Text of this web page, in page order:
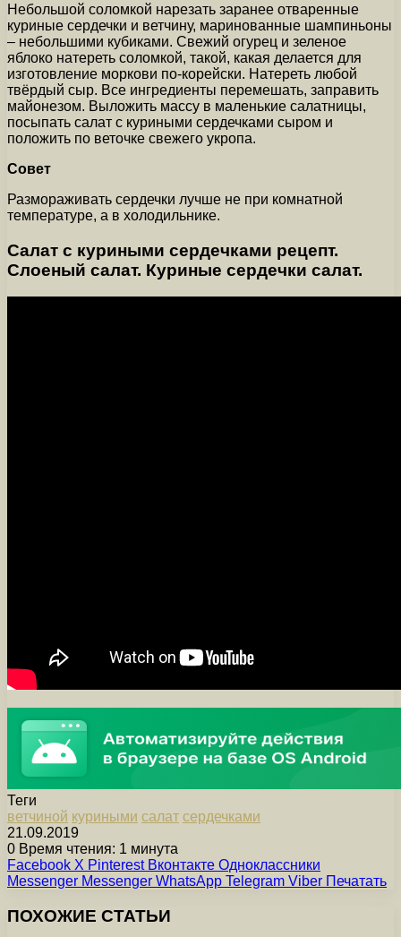
Небольшой соломкой нарезать заранее отваренные
куриные сердечки и ветчину, маринованные шампиньоны
– небольшими кубиками. Свежий огурец и зеленое
яблоко натереть соломкой, такой, какая делается для
изготовление моркови по-корейски. Натереть любой
твёрдый сыр. Все ингредиенты перемешать, заправить
майонезом. Выложить массу в маленькие салатницы,
посыпать салат с куриными сердечками сыром и
положить по веточке свежего укропа.
Совет
Размораживать сердечки лучше не при комнатной
температуре, а в холодильнике.
Салат с куриными сердечками рецепт.
Слоеный салат. Куриные сердечки салат.
Теги
ветчиной куриными салат сердечками
21.09.2019
0 Время чтения: 1 минута
Facebook X Pinterest Вконтакте Одноклассники
Messenger Messenger WhatsApp Telegram Viber Печатать
ПОХОЖИЕ СТАТЬИ